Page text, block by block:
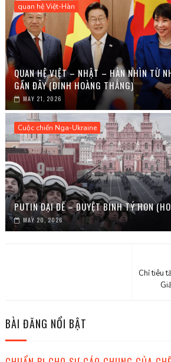
quan hệ Việt-Hàn
QUAN HỆ VIỆT – NHẬT – HÀN NHÌN TỪ
GẦN ĐÂY (ĐINH HOÀNG THẮNG)
MAY 21, 2026
Cuộc chiến Nga-Ukraine
PUTIN ĐẠI ĐẾ – DUYỆT BINH TÝ HON
MAY 20, 2026
Chỉ tiêu
BÀI ĐĂNG NỔI BẬT